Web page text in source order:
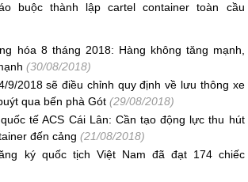
buộc thành lập cartel container toàn cầu
hóa 8 tháng 2018: Hàng không tăng mạnh,
(30/08/2018)
9/2018 sẽ điều chỉnh quy định về lưu thông xe
qua bến phà Gót (29/08/2018)
tế ACS Cái Lân: Cần tạo động lực thu hút
đến cảng (21/08/2018)
ký quốc tịch Việt Nam đã đạt 174 chiếc